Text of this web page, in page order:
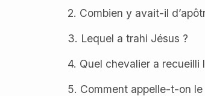
2. Combien y avait-il
3. Lequel a trahi Jésus ?
4. Quel chevalier a recueilli
5. Comment appelle-t-on